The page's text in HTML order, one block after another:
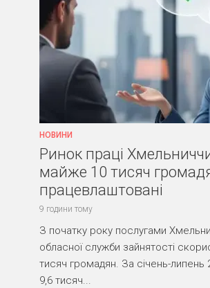
НОВИНИ
Ринок праці
майже 10 тисяч
працевлаштовані
9 години тому
З початку року послугами
обласної служби зайнятості
тисяч громадян. За січень-липень
9,6 тисяч...